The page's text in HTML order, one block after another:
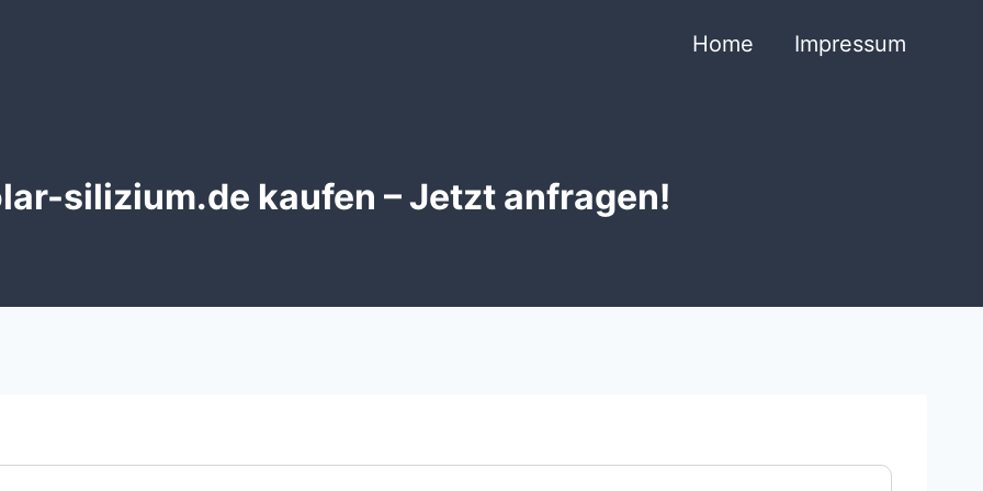
Home Impressum
silizium.de kaufen – Jetzt anfragen!